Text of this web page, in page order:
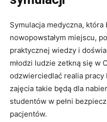
Symulacja medyczna, która
nowopowstałym miejscu,
praktycznej wiedzy i
młodzi ludzie zetkną się w
odzwierciedlać realia
zajęcia takie będą dla
studentów w pełni
pacjentów.